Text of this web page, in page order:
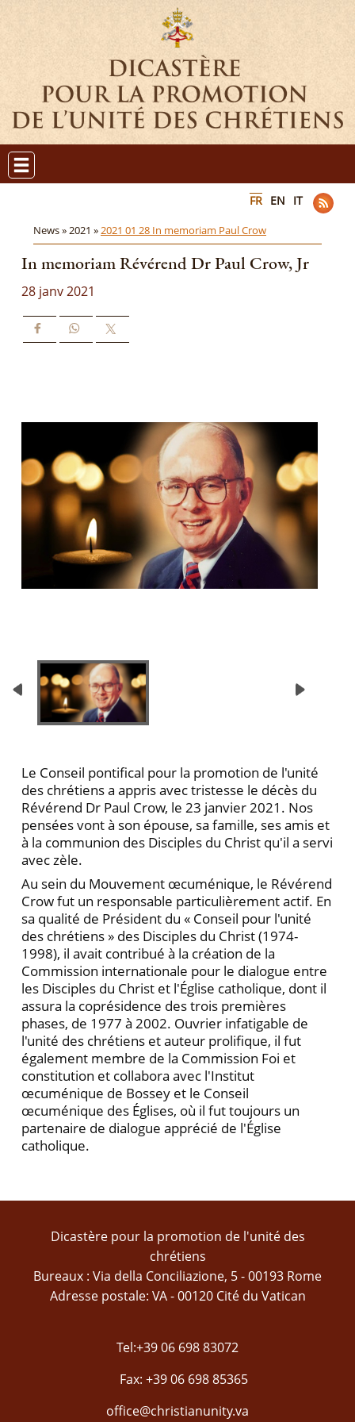
FR EN IT
News »2021 »2021 01 28 In memoriam Paul Crow
In memoriam Révérend Dr Paul Crow, Jr
28 janv 2021
Le Conseil pontifical pour la promotion de l'unité
des chrétiens a appris avec tristesse le décès du
Révérend Dr Paul Crow, le 23 janvier 2021. Nos
pensées vont à son épouse, sa famille, ses amis et
à la communion des Disciples du Christ qu'il a servi
avec zèle.
Au sein du Mouvement œcuménique, le Révérend
Crow fut un responsable particulièrement actif. En
sa qualité de Président du « Conseil pour l'unité
des chrétiens » des Disciples du Christ (1974-
1998), il avait contribué à la création de la
Commission internationale pour le dialogue entre
les Disciples du Christ et l'Église catholique, dont il
assura la coprésidence des trois premières
phases, de 1977 à 2002. Ouvrier infatigable de
l'unité des chrétiens et auteur prolifique, il fut
également membre de la Commission Foi et
constitution et collabora avec l'Institut
œcuménique de Bossey et le Conseil
œcuménique des Églises, où il fut toujours un
partenaire de dialogue apprécié de l'Église
catholique.
Dicastère pour la promotion de l'unité des
chrétiens
Bureaux : Via della Conciliazione, 5 - 00193 Rome
Adresse postale: VA - 00120 Cité du Vatican
Tel:+39 06 698 83072
Fax: +39 06 698 85365
office@christianunity.va